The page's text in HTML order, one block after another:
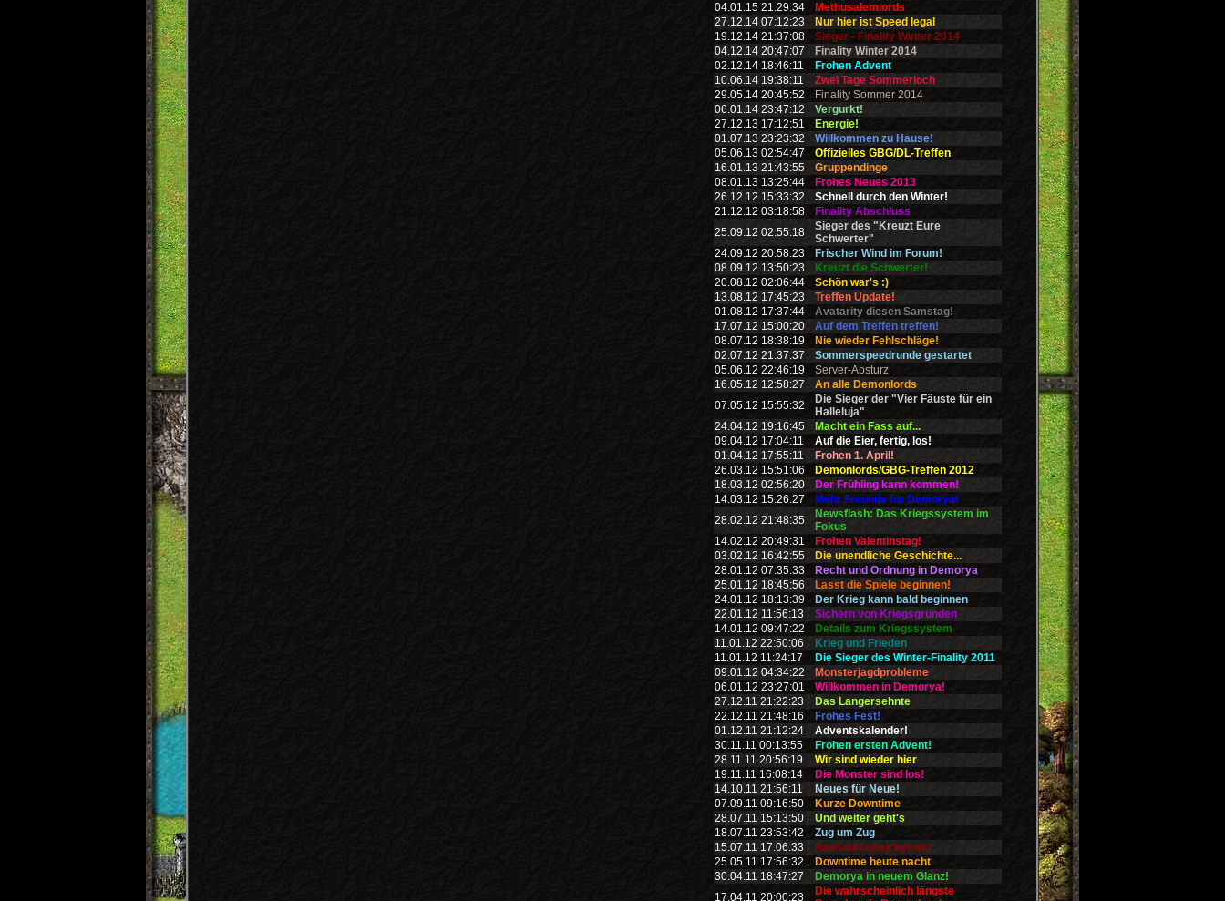
04.01.15 21:29:34
Methusalemlords
27.12.14 07:12:23
Nur hier ist Speed legal
19.12.14 21:37:08
Sieger - Finality Winter 2014
04.12.14 20:47:07
Finality Winter 2014
02.12.14 18:46:11
Frohen Advent
10.06.14 19:38:11
Zwei Tage Sommerloch
29.05.14 20:45:52
Finality Sommer 2014
06.01.14 23:47:12
Vergurkt!
27.12.13 17:12:51
Energie!
01.07.13 23:23:32
Willkommen zu Hause!
05.06.13 02:54:47
Offizielles GBG/DL-Treffen
16.01.13 21:43:55
Gruppendinge
08.01.13 13:25:44
Frohes Neues 2013
26.12.12 15:33:32
Schnell durch den Winter!
21.12.12 03:18:58
Finality Abschluss
25.09.12 02:55:18
Sieger des "Kreuzt Eure
Schwerter"
24.09.12 20:58:23
Frischer Wind im Forum!
08.09.12 13:50:23
Kreuzt die Schwerter!
20.08.12 02:06:44
Schön war's :)
13.08.12 17:45:23
Treffen Update!
01.08.12 17:37:44
Avatarity diesen Samstag!
17.07.12 15:00:20
Auf dem Treffen treffen!
08.07.12 18:38:19
Nie wieder Fehlschläge!
02.07.12 21:37:37
Sommerspeedrunde gestartet
05.06.12 22:46:19
Server-Absturz
16.05.12 12:58:27
An alle Demonlords
07.05.12 15:55:32
Die Sieger der "Vier Fäuste für ein
Halleluja"
24.04.12 19:16:45
Macht ein Fass auf...
09.04.12 17:04:11
Auf die Eier, fertig, los!
01.04.12 17:55:11
Frohen 1. April!
26.03.12 15:51:06
Demonlords/GBG-Treffen 2012
18.03.12 02:56:20
Der Frühling kann kommen!
14.03.12 15:26:27
Mehr Freunde für Demorya!
28.02.12 21:48:35
Newsflash: Das Kriegssystem im
Fokus
14.02.12 20:49:31
Frohen Valentinstag!
03.02.12 16:42:55
Die unendliche Geschichte...
28.01.12 07:35:33
Recht und Ordnung in Demorya
25.01.12 18:45:56
Lasst die Spiele beginnen!
24.01.12 18:13:39
Der Krieg kann bald beginnen
22.01.12 11:56:13
Sichern von Kriegsgründen
14.01.12 09:47:22
Details zum Kriegssystem
11.01.12 22:50:06
Krieg und Frieden
11.01.12 11:24:17
Die Sieger des Winter-Finality 2011
09.01.12 04:34:22
Monsterjagdprobleme
06.01.12 23:27:01
Willkommen in Demorya!
27.12.11 21:22:23
Das Langersehnte
22.12.11 21:48:16
Frohes Fest!
01.12.11 21:12:24
Adventskalender!
30.11.11 00:13:55
Frohen ersten Advent!
28.11.11 20:56:19
Wir sind wieder hier
19.11.11 16:08:14
Die Monster sind los!
14.10.11 21:56:11
Neues für Neue!
07.09.11 09:16:50
Kurze Downtime
28.07.11 15:13:50
Und weiter geht's
18.07.11 23:53:42
Zug um Zug
15.07.11 17:06:33
Ressourcensicherung
25.05.11 17:56:32
Downtime heute nacht
30.04.11 18:47:27
Demorya in neuem Glanz!
17.04.11 20:00:23
Die wahrscheinlich längste